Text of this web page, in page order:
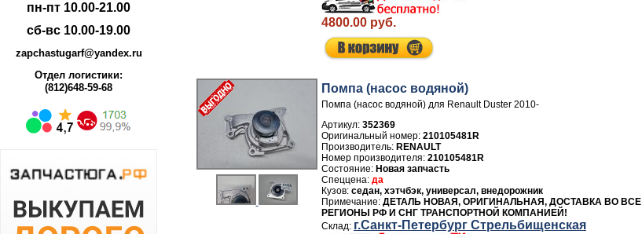
пн-пт 10.00-21.00
сб-вс 10.00-19.00
zapchastugarf@yandex.ru
Отдел логистики:
(812)648-59-68
4800.00 руб.
Помпа (насос водяной)
Помпа (насос водяной) для Renault Duster 2010-
Артикул: 352369
210105481R
Производитель: RENAULT
Номер производителя: 210105481R
Новая запчасть
да
седан, хэтчбэк, универсал, внедорожник
ДЕТАЛЬ НОВАЯ, ОРИГИНАЛЬНАЯ, ДОСТАВКА ВО ВСЕ
РЕГИОНЫ РФ И СНГ ТРАНСПОРТНОЙ КОМПАНИЕЙ!
г.Санкт-Петербург Стрельбищенская